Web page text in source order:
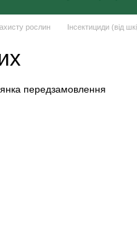
рослин Інсектициди (від